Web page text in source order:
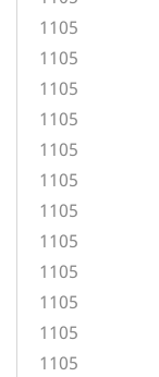
1105
1105
1105
1105
1105
1105
1105
1105
1105
1105
1105
1105